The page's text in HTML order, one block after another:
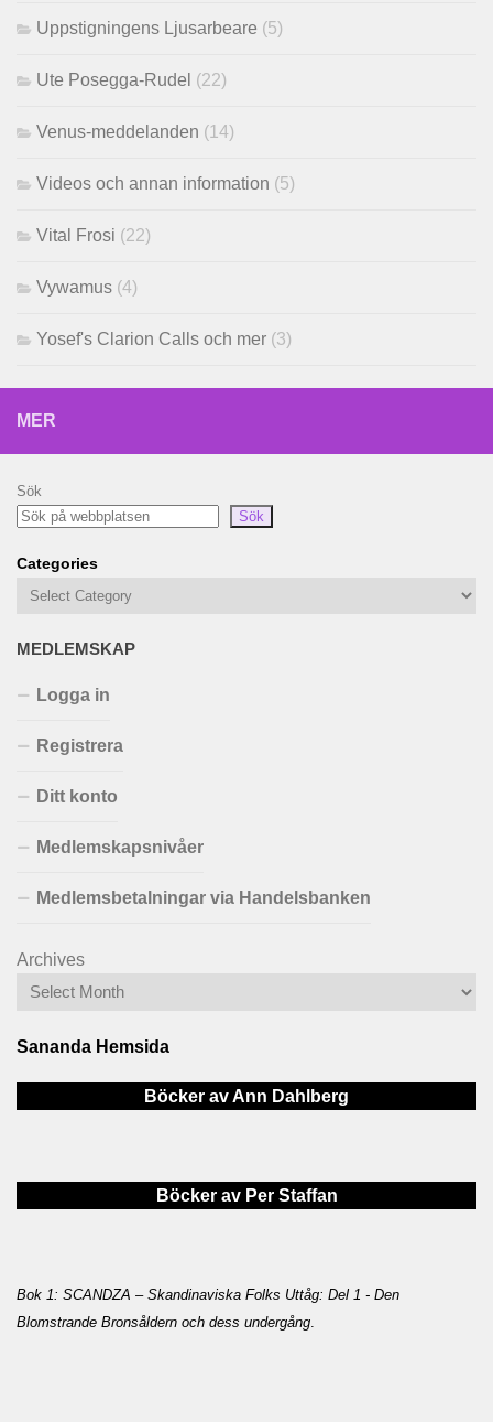
Uppstigningens Ljusarbeare (5)
Ute Posegga-Rudel (22)
Venus-meddelanden (14)
Videos och annan information (5)
Vital Frosi (22)
Vywamus (4)
Yosef's Clarion Calls och mer (3)
MER
Sök
Sök
Categories
MEDLEMSKAP
Logga in
Registrera
Ditt konto
Medlemskapsnivåer
Medlemsbetalningar via Handelsbanken
Archives
Sananda Hemsida
Böcker av Ann Dahlberg
Böcker av Per Staffan
Bok 1: SCANDZA – Skandinaviska Folks Uttåg: Del 1 - Den
Blomstrande Bronsåldern och dess undergång